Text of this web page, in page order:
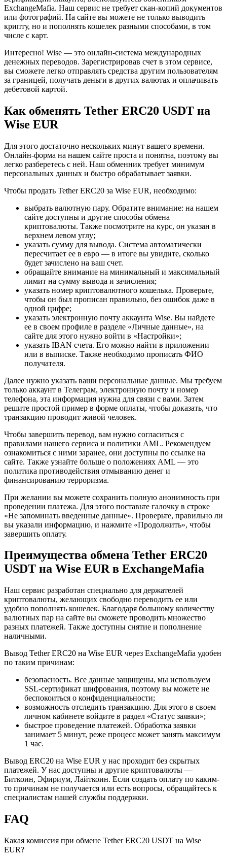
ExchangeMafia. Наш сервис не требует скан-копий документов
или фотографий. На сайте вы можете не только выводить
крипту, но и пополнять кошелек разными способами, в том
числе с карт.
Интересно! Wise — это онлайн-система международных
денежных переводов. Зарегистрировав счет в этом сервисе,
вы сможете легко отправлять средства другим пользователям
за границей, получать деньги в других валютах и оплачивать
дебетовой картой.
Как обменять Tether ERC20 USDT на
Wise EUR
Для этого достаточно нескольких минут вашего времени.
Онлайн-форма на нашем сайте проста и понятна, поэтому вы
легко разберетесь с ней. Наш обменник требует минимум
персональных данных и быстро обрабатывает заявки.
Чтобы продать Tether ERC20 за Wise EUR, необходимо:
выбрать валютную пару. Обратите внимание: на нашем
сайте доступны и другие способы обмена
криптовалюты. Также посмотрите на курс, он указан в
верхнем левом углу;
указать сумму для вывода. Система автоматически
пересчитает ее в евро — в итоге вы увидите, сколько
будет зачислено на ваш счет.
обращайте внимание на минимальный и максимальный
лимит на сумму вывода и зачисления;
указать номер криптовалютного кошелька. Проверьте,
чтобы он был прописан правильно, без ошибок даже в
одной цифре;
указать электронную почту аккаунта Wise. Вы найдете
ее в своем профиле в разделе «Личные данные», на
сайте для этого нужно войти в «Настройки»;
указать IBAN счета. Его можно найти в приложении
или в выписке. Также необходимо прописать ФИО
получателя.
Далее нужно указать ваши персональные данные. Мы требуем
только аккаунт в Телеграм, электронную почту и номер
телефона, эта информация нужна для связи с вами. Затем
решите простой пример в форме оплаты, чтобы доказать, что
транзакцию проводит живой человек.
Чтобы завершить перевод, вам нужно согласиться с
правилами нашего сервиса и политики AML. Рекомендуем
ознакомиться с ними заранее, они доступны по ссылке на
сайте. Также узнайте больше о положениях AML — это
политика противодействия отмыванию денег и
финансированию терроризма.
При желании вы можете сохранить полную анонимность при
проведении платежа. Для этого поставьте галочку в строке
«Не запоминать введенные данные». Проверьте, правильно ли
вы указали информацию, и нажмите «Продолжить», чтобы
завершить оплату.
Преимущества обмена Tether ERC20
USDT на Wise EUR в ExchangeMafia
Наш сервис разработан специально для держателей
криптовалюты, желающих свободно переводить ее или
удобно пополнять кошелек. Благодаря большому количеству
валютных пар на сайте вы сможете проводить множество
разных платежей. Также доступны снятие и пополнение
наличными.
Вывод Tether ERC20 на Wise EUR через ExchangeMafia удобен
по таким причинам:
безопасность. Все данные защищены, мы используем
SSL-сертификат шифрования, поэтому вы можете не
беспокоиться о конфиденциальности;
возможность отследить транзакцию. Для этого в своем
личном кабинете войдите в раздел «Статус заявки»;
быстрое проведение платежей. Обработка заявки
занимает 5 минут, реже процесс может занять максимум
1 час.
Вывод ERC20 на Wise EUR у нас проходит без скрытых
платежей. У нас доступны и другие криптовалюты —
Биткоин, Эфириум, Лайткоин. Если создать оплату по каким-
то причинам не получается или есть вопросы, обращайтесь к
специалистам нашей службы поддержки.
FAQ
Какая комиссия при обмене Tether ERC20 USDT на Wise
EUR?